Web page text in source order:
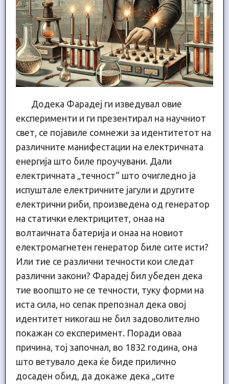
Додека Фарадеј ги изведувал овие
експерименти и ги презентирал на научниот
свет, се појавиле сомнежи за идентитетот на
различните манифестации на електричната
енергија што биле проучувани. Дали
електричната „течност“ што очигледно ја
испуштале електричните јагули и другите
електрични риби, произведена од генератор
на статички електрицитет, онаа на
волтаичната батерија и онаа на новиот
електромагнетен генератор биле сите исти?
Или тие се различни течности кои следат
различни закони? Фарадеј бил убеден дека
тие воопшто не се течности, туку форми на
иста сила, но сепак препознал дека овој
идентитет никогаш не бил задоволително
покажан со експеримент. Поради оваа
причина, тој започнал, во 1832 година, она
што ветувало дека ќе биде прилично
досаден обид, да докаже дека „сите